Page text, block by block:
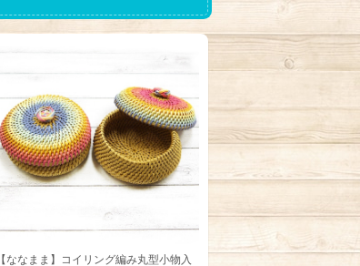
【ななまま】コイリング編み丸型小物入